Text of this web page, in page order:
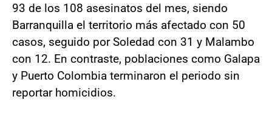
93 de los 108 asesinatos del mes, siendo
Barranquilla el territorio más afectado con 50
casos, seguido por Soledad con 31 y Malambo
con 12. En contraste, poblaciones como Galapa
y Puerto Colombia terminaron el periodo sin
reportar homicidios.